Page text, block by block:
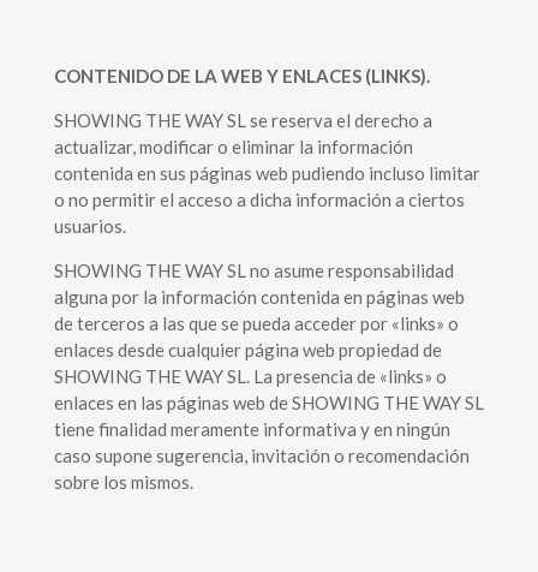
CONTENIDO DE LA WEB Y ENLACES (LINKS).
SHOWING THE WAY SL se reserva el derecho a
actualizar, modificar o eliminar la información
contenida en sus páginas web pudiendo incluso limitar
o no permitir el acceso a dicha información a ciertos
usuarios.
SHOWING THE WAY SL no asume responsabilidad
alguna por la información contenida en páginas web
de terceros a las que se pueda acceder por «links» o
enlaces desde cualquier página web propiedad de
SHOWING THE WAY SL. La presencia de «links» o
enlaces en las páginas web de SHOWING THE WAY SL
tiene finalidad meramente informativa y en ningún
caso supone sugerencia, invitación o recomendación
sobre los mismos.